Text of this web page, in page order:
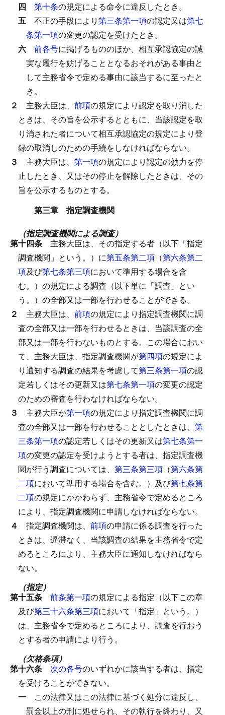
四 第十条の規定による命令に違反したとき。
五 不正の手段により第三条第一項の認定又は第七
条第一項の変更の認定を受けたとき。
六 前各号に掲げるもののほか、相互承認協定の誠
実な履行を妨げることとなるおそれがある事由と
して主務省令で定める事由に該当するに至ったと
き。
２ 主務大臣は、 前項の規定により認定を取り消した
ときは、その旨を公示するとともに、当該認定を取
り消された者について相互承認協定の規定により登
録の取消しのための手続をしなければならない。
３ 主務大臣は、 第一項の規定により認定の効力を停
止したとき、又はその停止を解除したときは、その
旨を公示するものとする。
第三章 指定調査機関
（指定調査機関による調査）
第十四条 主務大臣は、その指定する者（以下「指定
調査機関」という。）に第五条第二項 （第六条第二
項及び第七条第三項において準用する場合を含
む。）の規定による調査（以下単に「調査」とい
う。）の全部又は一部を行わせることができる。
２ 主務大臣は、 前項の規定により指定調査機関に調
査の全部又は一部を行わせるときは、当該調査の全
部又は一部を行わないものとする。 この場合におい
て、主務大臣は、指定調査機関が第四項の規定によ
り通知する調査の結果を考慮して第三条第一項の認
定若しくはその更新又は第七条第一項の変更の認定
のための審査を行わなければならない。
３ 主務大臣が第一項の規定により指定調査機関に調
査の全部又は一部を行わせることとしたときは、 第
三条第一項の認定若しくはその更新又は第七条第一
項の変更の認定を受けようとする者は、指定調査機
関が行う調査については、 第三条第三項 （第六条第
二項において準用する場合を含む。）及び第七条第
二項の規定にかかわらず、主務省令で定めるところ
により、指定調査機関に申請しなければならない。
４ 指定調査機関は、 前項の申請に係る調査を行った
ときは、遅滞なく、当該調査の結果を主務省令で定
めるところにより、主務大臣に通知しなければなら
ない。
（指定）
第十五条 前条第一項の規定による指定（以下この章
及び第三十六条第三項において「指定」という。）
は、主務省令で定めるところにより、調査を行おう
とする者の申請により行う。
（欠格条項）
第十六条 次の各号のいずれかに該当する者は、指定
を受けることができない。
一 この法律又はこの法律に基づく処分に違反し、
罰金以上の刑に処せられ、その執行を終わり、又